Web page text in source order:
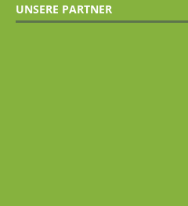
UNSERE PARTNER